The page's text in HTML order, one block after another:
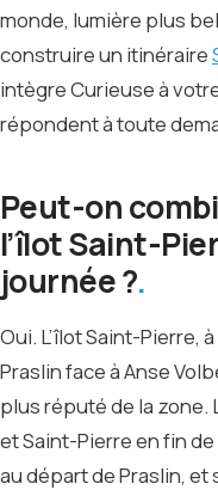
monde, lumière plus
construire un itinéraire
intègre Curieuse à
répondent à toute
Peut-on
l’îlot Saint-
journée ?
Oui. L’îlot Saint-Pierre,
Praslin face à Anse
plus réputé de la zone.
et Saint-Pierre en fin
au départ de Praslin,